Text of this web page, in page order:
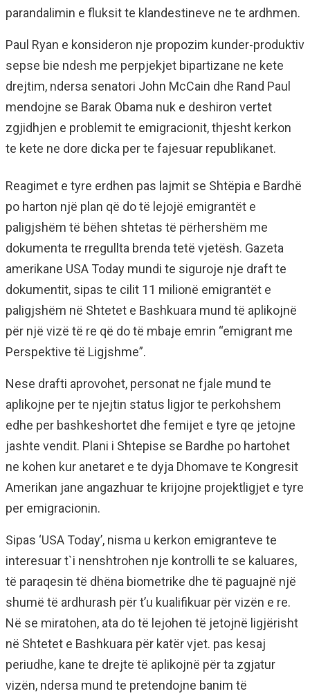
parandalimin e fluksit te klandestineve ne te ardhmen.
Paul Ryan e konsideron nje propozim kunder-produktiv
sepse bie ndesh me perpjekjet bipartizane ne kete
drejtim, ndersa senatori John McCain dhe Rand Paul
mendojne se Barak Obama nuk e deshiron vertet
zgjidhjen e problemit te emigracionit, thjesht kerkon
te kete ne dore dicka per te fajesuar republikanet.
Reagimet e tyre erdhen pas lajmit se Shtëpia e Bardhë
po harton një plan që do të lejojë emigrantët e
paligjshëm të bëhen shtetas të përhershëm me
dokumenta te rregullta brenda tetë vjetësh. Gazeta
amerikane USA Today mundi te siguroje nje draft te
dokumentit, sipas te cilit 11 milionë emigrantët e
paligjshëm në Shtetet e Bashkuara mund të aplikojnë
për një vizë të re që do të mbaje emrin “emigrant me
Perspektive të Ligjshme”.
Nese drafti aprovohet, personat ne fjale mund te
aplikojne per te njejtin status ligjor te perkohshem
edhe per bashkeshortet dhe femijet e tyre qe jetojne
jashte vendit. Plani i Shtepise se Bardhe po hartohet
ne kohen kur anetaret e te dyja Dhomave te Kongresit
Amerikan jane angazhuar te krijojne projektligjet e tyre
per emigracionin.
Sipas ‘USA Today’, nisma u kerkon emigranteve te
interesuar t`i nenshtrohen nje kontrolli te se kaluares,
të paraqesin të dhëna biometrike dhe të paguajnë një
shumë të ardhurash për t’u kualifikuar për vizën e re.
Në se miratohen, ata do të lejohen të jetojnë ligjërisht
në Shtetet e Bashkuara për katër vjet. pas kesaj
periudhe, kane te drejte të aplikojnë për ta zgjatur
vizën, ndersa mund te pretendojne banim të